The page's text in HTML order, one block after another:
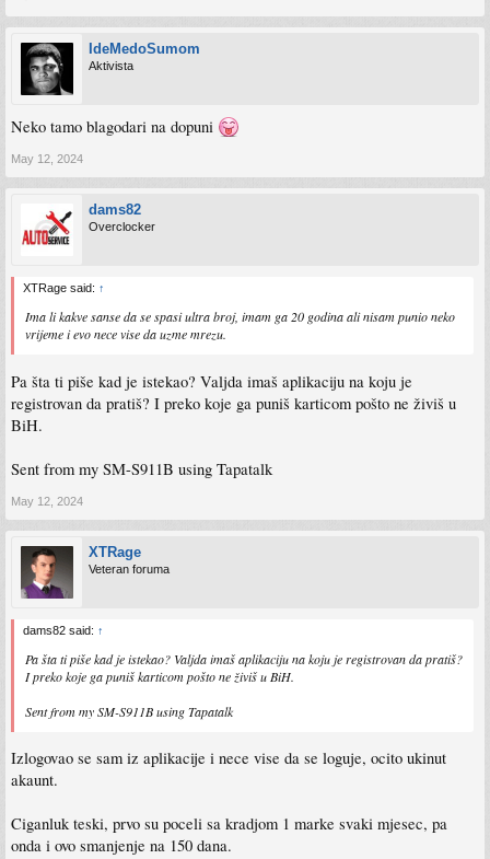
IdeMedoSumom
Aktivista
Neko tamo blagodari na dopuni
May 12, 2024
dams82
Overclocker
XTRage said: ↑
Ima li kakve sanse da se spasi ultra broj, imam ga 20 godina ali nisam punio neko
vrijeme i evo nece vise da uzme mrezu.
Pa šta ti piše kad je istekao? Valjda imaš aplikaciju na koju je
registrovan da pratiš? I preko koje ga puniš karticom pošto ne živiš u
BiH.
Sent from my SM-S911B using Tapatalk
May 12, 2024
XTRage
Veteran foruma
dams82 said: ↑
Pa šta ti piše kad je istekao? Valjda imaš aplikaciju na koju je registrovan da pratiš?
I preko koje ga puniš karticom pošto ne živiš u BiH.
Sent from my SM-S911B using Tapatalk
Izlogovao se sam iz aplikacije i nece vise da se loguje, ocito ukinut
akaunt.
Ciganluk teski, prvo su poceli sa kradjom 1 marke svaki mjesec, pa
onda i ovo smanjenje na 150 dana.